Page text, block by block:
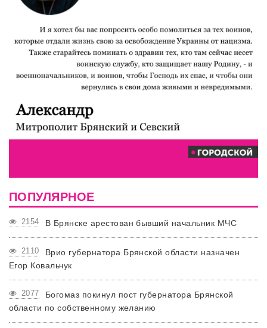
ПОПУЛЯРНОЕ
2154 В Брянске арестован бывший начальник МЧС
2110
Врио губернатора Брянской области назначен
Егор Ковальчук
2077
Богомаз покинул пост губернатора Брянской
области по собственному желанию